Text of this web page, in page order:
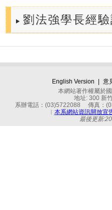
劉法強學長經
English Version
意
本網站著作權屬於
地址: 300 新
系辦電話：(03)5722088 傳真：
︱ 本系網站資訊開放宣
最後更新